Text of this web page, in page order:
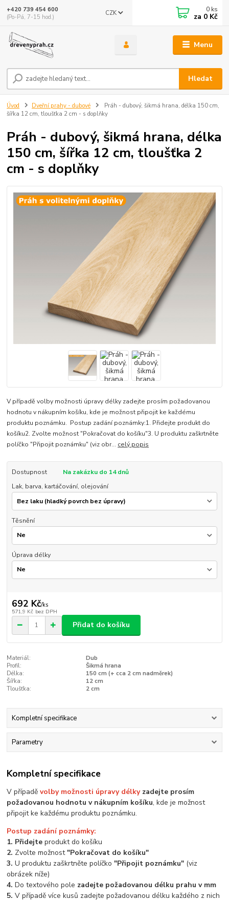
Menu
CZK
Hledat
+420 739 454 600
(Po-Pá, 7-15 hod.)
0 ks
za 0 Kč
Úvod Dveřní prahy - dubové
Práh - dubový, šikmá hrana, délka 150 cm,
šířka 12 cm, tloušťka 2 cm - s doplňky
Práh - dubový, šikmá hrana, délka
150 cm, šířka 12 cm, tloušťka 2
cm - s doplňky
V případě volby možnosti úpravy délky zadejte prosím požadovanou
hodnotu v nákupním košíku, kde je možnost připojit ke každému
produktu poznámku. Postup zadání poznámky:1. Přidejte produkt do
košíku2. Zvolte možnost "Pokračovat do košíku"3. U produktu zaškrtněte
políčko "Připojit poznámku" (viz obr... celý popis
Dostupnost
Na zakázku do 14 dnů
Lak, barva, kartáčování, olejování
Těsnění
Úprava délky
692 Kč/ks
571,9 Kč bez DPH
Přidat do košíku
Materiál:
Dub
Profil:
Šikmá hrana
Délka:
150 cm (+ cca 2 cm nadměrek)
Šířka:
12 cm
Tloušťka:
2 cm
Kompletní specifikace
Parametry
Kompletní specifikace
V případěvolby možnosti úpravy délkyzadejte prosím
požadovanou hodnotu v nákupním košíku, kde je možnost
připojit ke každému produktu poznámku.
Postup zadání poznámky:
1. Přidejte produkt do košíku
2. Zvolte možnost"Pokračovat do košíku"
3.U produktu zaškrtněte políčko"Připojit poznámku" (viz
obrázek níže)
4.Do textového pole zadejte požadovanou délku prahu v mm
5.V případě více kusů zadejte požadovanou délku každého z nich